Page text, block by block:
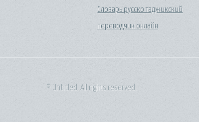
Словарь русско таджикский
переводчик онлайн
© Untitled. All rights reserved.